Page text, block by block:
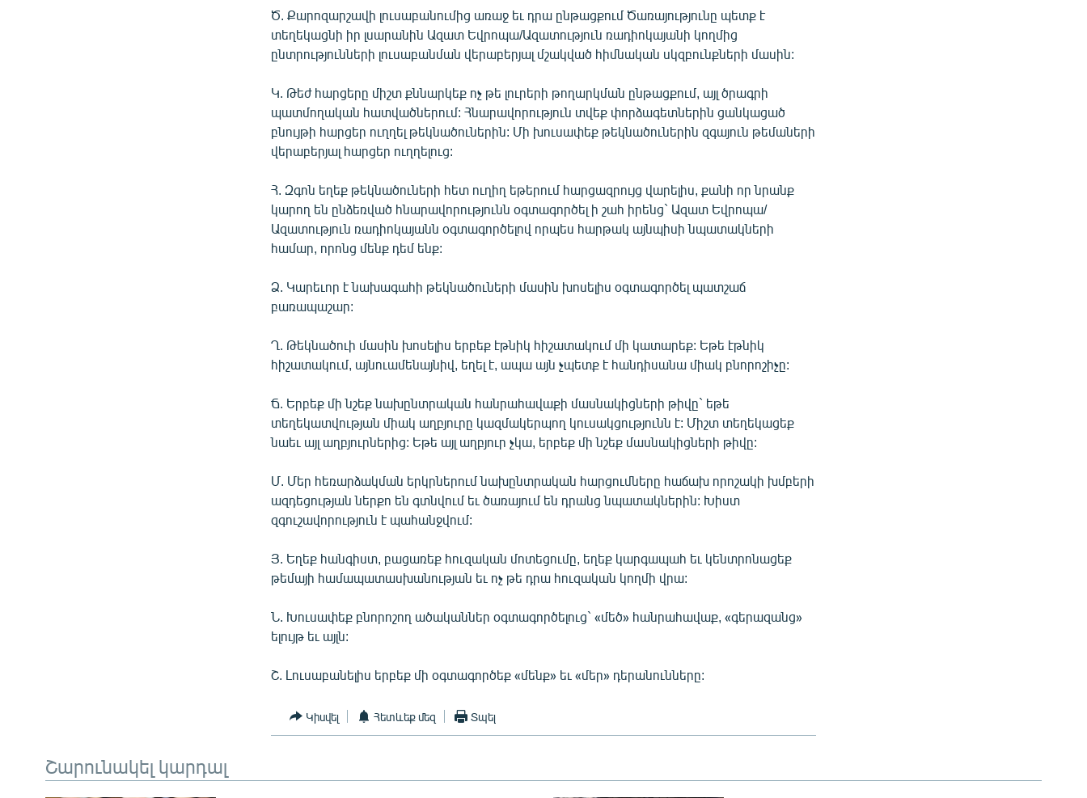
Ծ. Քարոզարշավի լուսաբանումից առաջ եւ դրա ընթացքում Ծառայությունը պետք է
տեղեկացնի իր լսարանին Ազատ Եվրոպա/Ազատություն ռադիոկայանի կողմից
ընտրությունների լուսաբանման վերաբերյալ մշակված հիմնական սկզբունքների մասին:
Կ. Թեժ հարցերը միշտ քննարկեք ոչ թե լուրերի թողարկման ընթացքում, այլ ծրագրի
պատմողական հատվածներում: Հնարավորություն տվեք փորձագետներին ցանկացած
բնույթի հարցեր ուղղել թեկնածուներին: Մի խուսափեք թեկնածուներին զգայուն թեմաների
վերաբերյալ հարցեր ուղղելուց:
Հ. Զգոն եղեք թեկնածուների հետ ուղիղ եթերում հարցազրույց վարելիս, քանի որ նրանք
կարող են ընձեռված հնարավորությունն օգտագործել ի շահ իրենց` Ազատ Եվրոպա/
Ազատություն ռադիոկայանն օգտագործելով որպես հարթակ այնպիսի նպատակների
համար, որոնց մենք դեմ ենք:
Ձ. Կարեւոր է նախագահի թեկնածուների մասին խոսելիս օգտագործել պատշաճ
բառապաշար:
Ղ. Թեկնածուի մասին խոսելիս երբեք էթնիկ հիշատակում մի կատարեք: Եթե էթնիկ
հիշատակում, այնուամենայնիվ, եղել է, ապա այն չպետք է հանդիսանա միակ բնորոշիչը:
Ճ. Երբեք մի նշեք նախընտրական հանրահավաքի մասնակիցների թիվը` եթե
տեղեկատվության միակ աղբյուրը կազմակերպող կուսակցությունն է: Միշտ տեղեկացեք
նաեւ այլ աղբյուրներից: Եթե այլ աղբյուր չկա, երբեք մի նշեք մասնակիցների թիվը:
Մ. Մեր հեռարձակման երկրներում նախընտրական հարցումները հաճախ որոշակի խմբերի
ազդեցության ներքո են գտնվում եւ ծառայում են դրանց նպատակներին: Խիստ
զգուշավորություն է պահանջվում:
Յ. Եղեք հանգիստ, բացառեք հուզական մոտեցումը, եղեք կարգապահ եւ կենտրոնացեք
թեմայի համապատասխանության եւ ոչ թե դրա հուզական կողմի վրա:
Ն. Խուսափեք բնորոշող ածականներ օգտագործելուց` «մեծ» հանրահավաք, «գերազանց»
ելույթ եւ այլն:
Շ. Լուսաբանելիս երբեք մի օգտագործեք «մենք» եւ «մեր» դերանունները:
Կիսվել Հետևեք մեզ Տպել
Շարունակել կարդալ